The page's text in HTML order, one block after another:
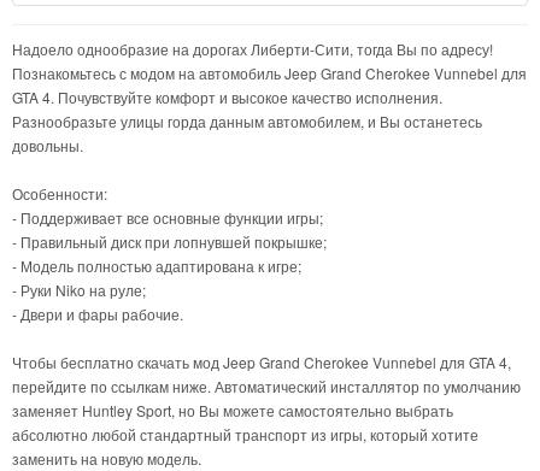
Надоело однообразие на дорогах Либерти-Сити, тогда Вы по адресу!
Познакомьтесь с модом на автомобиль Jeep Grand Cherokee Vunnebel для
GTA 4. Почувствуйте комфорт и высокое качество исполнения.
Разнообразьте улицы горда данным автомобилем, и Вы останетесь
довольны.
Особенности:
- Поддерживает все основные функции игры;
- Правильный диск при лопнувшей покрышке;
- Модель полностью адаптирована к игре;
- Руки Niko на руле;
- Двери и фары рабочие.
Чтобы бесплатно скачать мод Jeep Grand Cherokee Vunnebel для GTA 4,
перейдите по ссылкам ниже. Автоматический инсталлятор по умолчанию
заменяет Huntley Sport, но Вы можете самостоятельно выбрать
абсолютно любой стандартный транспорт из игры, который хотите
заменить на новую модель.